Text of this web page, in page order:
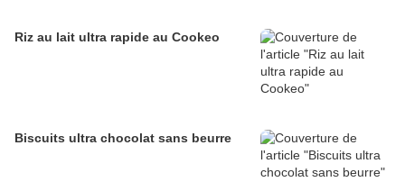
Riz au lait ultra rapide au Cookeo
Biscuits ultra chocolat sans beurre